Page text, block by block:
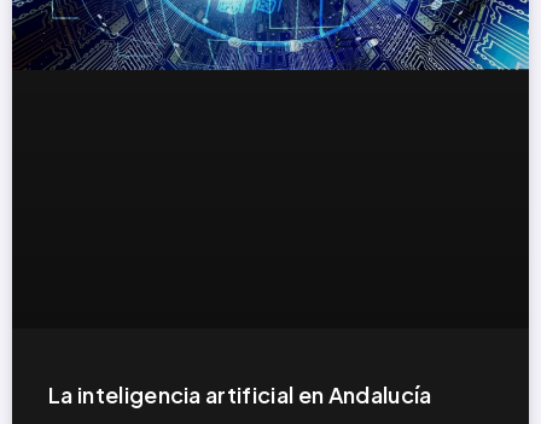
La inteligencia artificial en Andalucía